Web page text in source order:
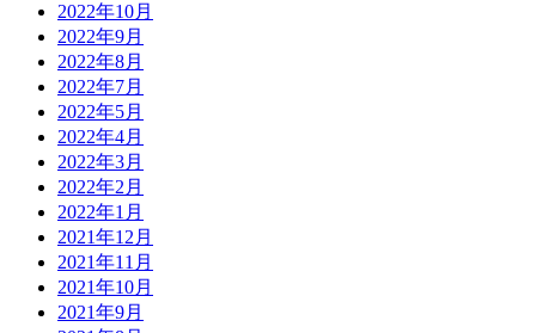
2022年10月
2022年9月
2022年8月
2022年7月
2022年5月
2022年4月
2022年3月
2022年2月
2022年1月
2021年12月
2021年11月
2021年10月
2021年9月